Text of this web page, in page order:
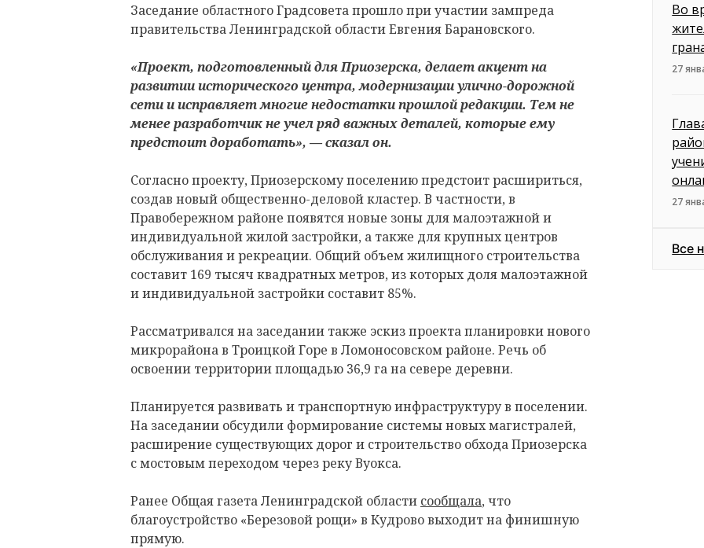
Заседание областного Градсовета прошло при участии зампреда
правительства Ленинградской области Евгения Барановского.
«Проект, подготовленный для Приозерска, делает акцент на
развитии исторического центра, модернизации улично-дорожной
сети и исправляет многие недостатки прошлой редакции. Тем не
менее разработчик не учел ряд важных деталей, которые ему
предстоит доработать», — сказал он.
Согласно проекту, Приозерскому поселению предстоит расшириться,
создав новый общественно-деловой кластер. В частности, в
Правобережном районе появятся новые зоны для малоэтажной и
индивидуальной жилой застройки, а также для крупных центров
обслуживания и рекреации. Общий объем жилищного строительства
составит 169 тысяч квадратных метров, из которых доля малоэтажной
и индивидуальной застройки составит 85%.
Рассматривался на заседании также эскиз проекта планировки нового
микрорайона в Троицкой Горе в Ломоносовском районе. Речь об
освоении территории площадью 36,9 га на севере деревни.
Планируется развивать и транспортную инфраструктуру в поселении.
На заседании обсудили формирование системы новых магистралей,
расширение существующих дорог и строительство обхода Приозерска
с мостовым переходом через реку Вуокса.
Ранее Общая газета Ленинградской области сообщала, что
благоустройство «Березовой рощи» в Кудрово выходит на финишную
прямую.
Во
27
27
Все